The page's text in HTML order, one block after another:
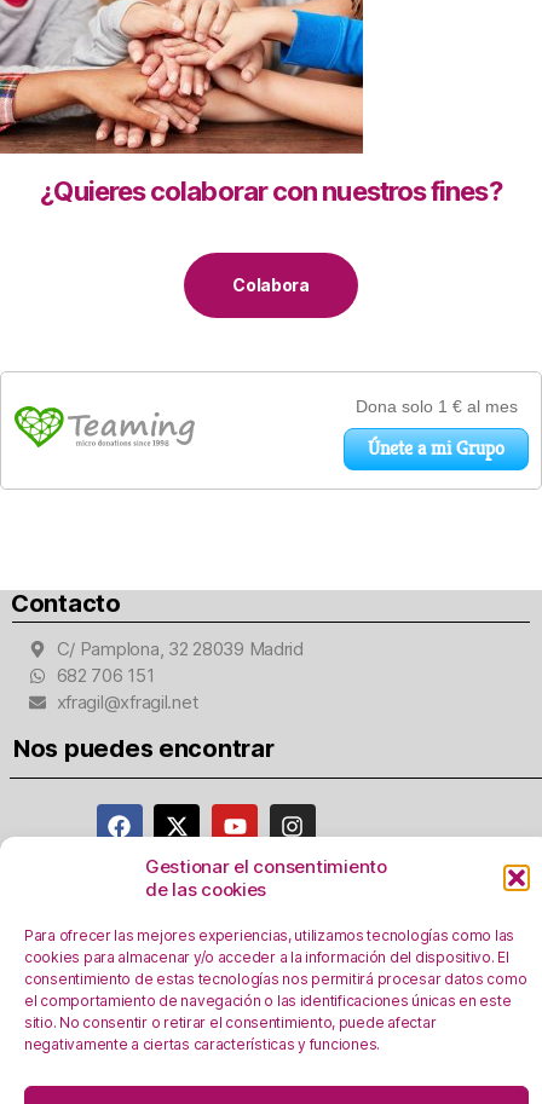
Gestionar el consentimiento
de las cookies
Para ofrecer las mejores experiencias, utilizamos tecnologías como las
cookies para almacenar y/o acceder a la información del dispositivo. El
consentimiento de estas tecnologías nos permitirá procesar datos como
el comportamiento de navegación o las identificaciones únicas en este
sitio. No consentir o retirar el consentimiento, puede afectar
negativamente a ciertas características y funciones.
¿Quieres colaborar con nuestros fines?
Colabora
Contacto
C/ Pamplona, 32 28039 Madrid
682 706 151
xfragil@xfragil.net
Nos puedes encontrar
Política de privacidad
Registro Actividades como responsables del
tratamiento
Política de Cookies